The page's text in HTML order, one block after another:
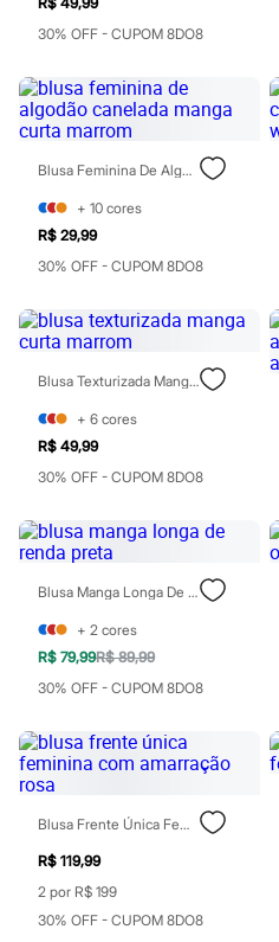
Patrulha Canina
Sonic
Beleza
Kits
Perfumes árabes
Novidades
Cabelos
Escovas e Pentes
Finalizadores
Tratamento
Hidratante
Protetor solar
Cuidados com o rosto
Hidratante
Protetor solar
Tônicos
Maquiagens
Batom
Blush
Gloss
Sombras
Al Wataniah
Banderas
Beleza C&A
Bruna Tavares
Carolina Herrera
Ciclo
Fran by Franciny Ehlke
Jean Paul Gaultier
Lancôme
Mari Maria
Mascavo
Niina Secrets
30% OFF - CUPOM 8DO8
Blusa Feminina De Algodão Canelada Manga Curta Marrom
+ 10 cores
R$ 29,99
30% OFF - CUPOM 8DO8
Blusa Texturizada Manga Curta Marrom
+ 6 cores
R$ 49,99
30% OFF - CUPOM 8DO8
Blusa Manga Longa De Renda Preta
+ 2 cores
R$ 79,99R$ 89,99
30% OFF - CUPOM 8DO8
Blusa Frente Única Feminina Com Amarração Rosa
R$ 119,99
2 por R$ 199
30% OFF - CUPOM 8DO8